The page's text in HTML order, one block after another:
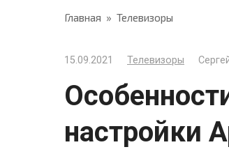
Главная » Телевизоры
15.09.2021 Телевизоры
настройки